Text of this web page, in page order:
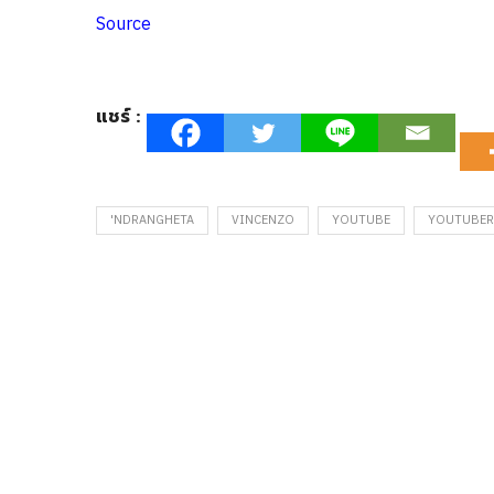
Source
แชร์ :
'NDRANGHETA VINCENZO YOUTUBE YOUTUBER